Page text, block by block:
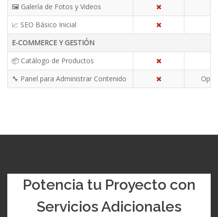
🖼️ Galería de Fotos y Videos
📈 SEO Básico Inicial
E-COMMERCE Y GESTIÓN
📦 Catálogo de Productos
🔧 Panel para Administrar Contenido
Potencia tu Proyecto con
Servicios Adicionales